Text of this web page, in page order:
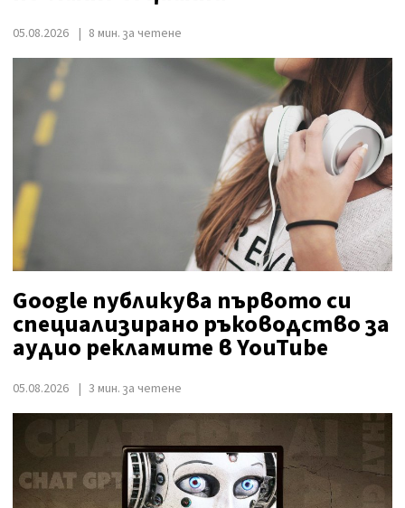
05.08.2026 8 мин. за четене
Google публикува първото си
специализирано ръководство за
аудио рекламите в YouTube
05.08.2026 3 мин. за четене